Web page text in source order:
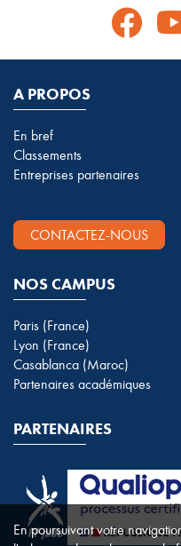
A PROPOS
En bref
Classements
Entreprises partenaires
CONTACTEZ-NOUS
NOS CAMPUS
Paris (France)
Lyon (France)
Casablanca (Maroc)
Partenaires académiques
PARTENAIRES
En poursuivant votre